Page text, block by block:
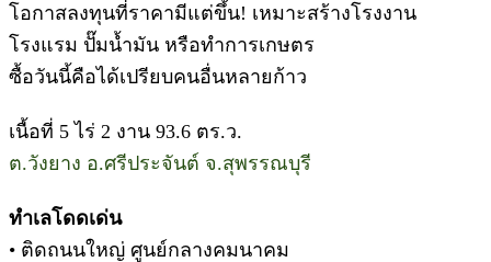
โอกาสลงทุนที่ราคามีแต่ขึ้น! เหมาะสร้างโรงงาน
โรงแรม ปั๊มน้ำมัน หรือทำการเกษตร
ซื้อวันนี้คือได้เปรียบคนอื่นหลายก้าว
เนื้อที่ 5 ไร่ 2 งาน 93.6 ตร.ว.
ต.วังยาง อ.ศรีประจันต์ จ.สุพรรณบุรี
ทำเลโดดเด่น
• ติดถนนใหญ่ ศูนย์กลางคมนาคม